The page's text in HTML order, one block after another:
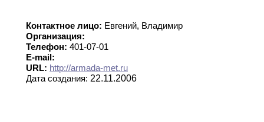
Контактное лицо: Евгений, Владимир
Организация:
Телефон: 401-07-01
E-mail:
URL: http://armada-met.ru
Дата создания: 22.11.2006